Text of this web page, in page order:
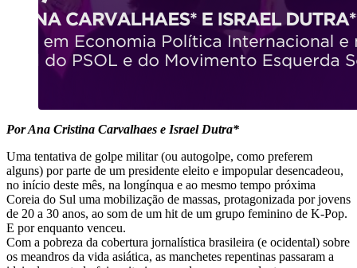
Por Ana Cristina Carvalhaes e Israel Dutra*
Uma tentativa de golpe militar (ou autogolpe, como preferem
alguns) por parte de um presidente eleito e impopular desencadeou,
no início deste mês, na longínqua e ao mesmo tempo próxima
Coreia do Sul uma mobilização de massas, protagonizada por jovens
de 20 a 30 anos, ao som de um hit de um grupo feminino de K-Pop.
E por enquanto venceu.
Com a pobreza da cobertura jornalística brasileira (e ocidental) sobre
os meandros da vida asiática, as manchetes repentinas passaram a